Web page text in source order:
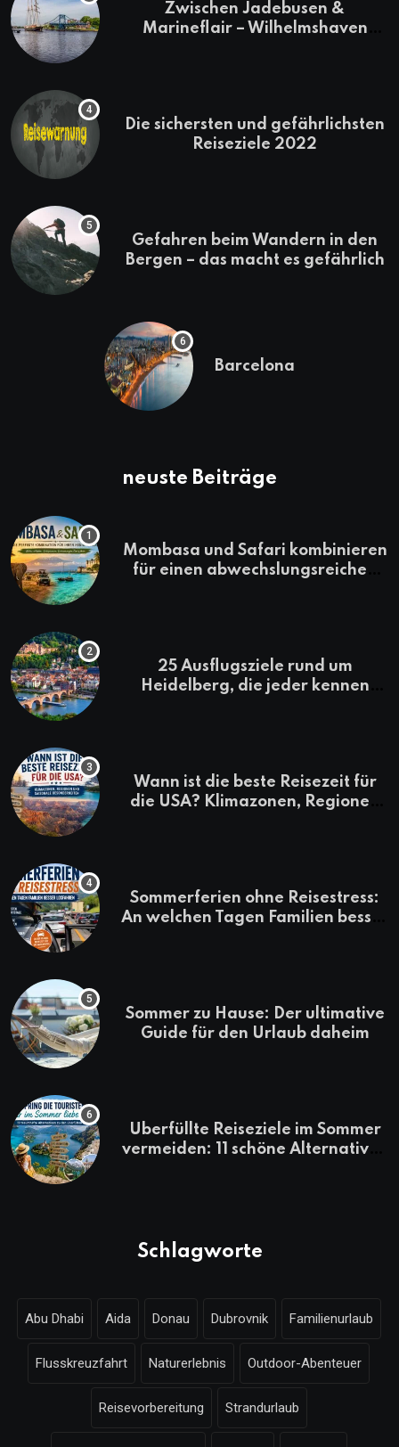
Zwischen Jadebusen &
Marineflair – Wilhelmshaven
Die sichersten und gefährlichsten
Reiseziele 2022
Gefahren beim Wandern in den
Bergen – das macht es gefährlich
Barcelona
neuste Beiträge
Mombasa und Safari kombinieren
für einen abwechslungsreichen
25 Ausflugsziele rund um
Heidelberg, die jeder kennen
Wann ist die beste Reisezeit für
die USA? Klimazonen, Regionen
Sommerferien ohne Reisestress:
An welchen Tagen Familien besser
Sommer zu Hause: Der ultimative
Guide für den Urlaub daheim
Überfüllte Reiseziele im Sommer
vermeiden: 11 schöne Alternativen
Schlagworte
Abu Dhabi Aida Donau Dubrovnik Familienurlaub
Flusskreuzfahrt Naturerlebnis Outdoor-Abenteuer
Reisevorbereitung Strandurlaub